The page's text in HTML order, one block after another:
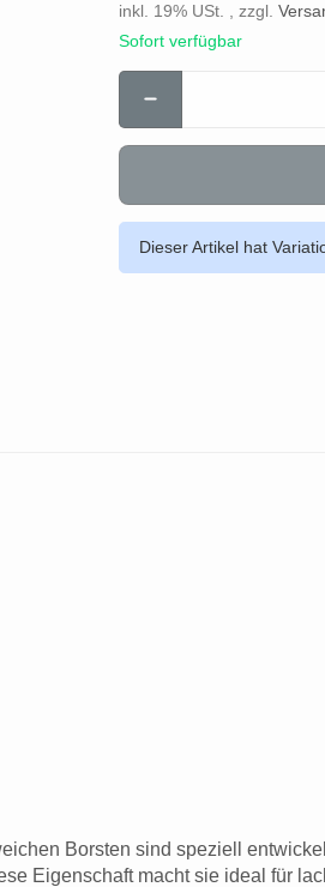
inkl. 19% USt. , zzgl.
Sofort verfügbar
Dieser Artikel hat
Borsten sind speziell
Eigenschaft macht sie ideal für